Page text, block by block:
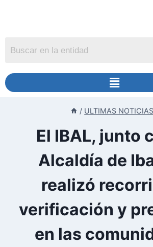
/ ULTIMAS NOTICIAS
El IBAL, junto
Alcaldía de
realizó
verificación y
en las